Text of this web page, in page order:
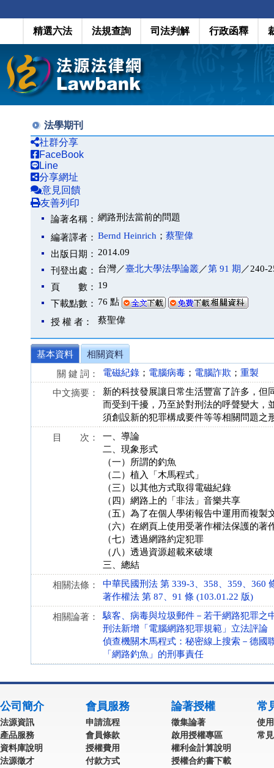
精選六法 法規查詢 司法判解 行政函釋
法學期刊
社群分享
FaceBook
Line
分享網址
意見回饋
友善列印
論著名稱： 網路刑法當前的問題
編著譯者： Bernd Heinrich ； 蔡聖偉
出版日期： 2014.09
刊登出處： 台灣／臺北大學法學論叢／第 91 期 ／240-
頁 數： 19
下載點數： 76 點
授 權 者： 蔡聖偉
基本資料
相關資料
關 鍵 詞：
電磁紀錄 ； 電腦病毒 ； 電腦詐欺 ； 重製
中文摘要：
新的科技發展讓日常生活豐富了許多，但
而受到干擾，乃至於對刑法的呼聲變大，
須創設新的犯罪構成要件等等相關問題之
目 次：
一、導論
二、現象形式
（一）所謂的釣魚
（二）植入「木馬程式」
（三）以其他方式取得電磁紀錄
（四）網路上的「非法」音樂共享
（五）為了在個人學術報告中運用而複製
（六）在網頁上使用受著作權法保護的著
（七）透過網路約定犯罪
（八）透過資源超載來破壞
三、總結
相關法條：
中華民國刑法 第 339-3、358、359、360
著作權法 第 87、91 條 (103.01.22 版)
相關論著：
駭客、病毒與垃圾郵件－若干網路犯罪之
刑法新增「電腦網路犯罪規範」立法評論
偵查機關木馬程式：秘密線上搜索－德國
「網路釣魚」的刑事責任
公司簡介
法源資訊
產品服務
資料庫說明
法源徵才
會員服務
申請流程
會員條款
授權費用
付款方式
論著授權
徵集論著
啟用授權專區
權利金計算說明
授權合約書下載
常
使
常